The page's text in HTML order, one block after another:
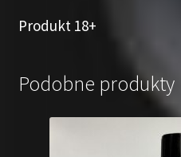
Produkt 18+
Podobne produkty